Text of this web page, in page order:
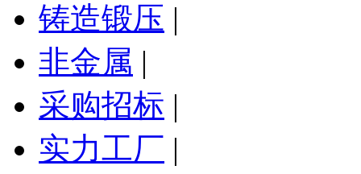
铸造锻压 |
非金属 |
采购招标 |
实力工厂 |